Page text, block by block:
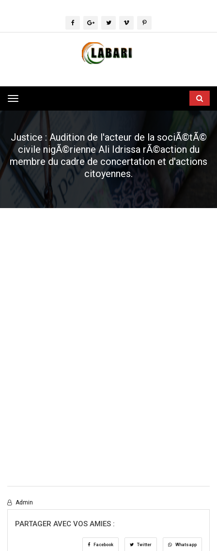
Toggle
navigation
Justice : Audition de l'acteur de la sociÃ©tÃ©
civile nigÃ©rienne Ali Idrissa rÃ©action du
membre du cadre de concertation et d'actions
citoyennes.
Admin
PARTAGER AVEC VOS AMIES :
Facebook Twitter Whatsapp